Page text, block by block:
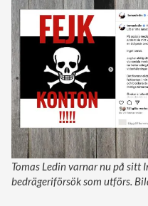
Tomas Ledin varnar nu på sitt
bedrägeriförsök som utförs.